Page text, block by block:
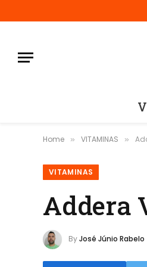
Home » VITAMINAS »
VITAMINAS
Addera
ByJosé Júnio Rabelo